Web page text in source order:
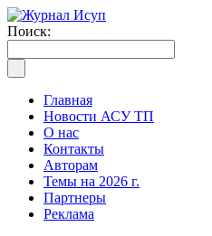
Поиск:
Главная
Новости АСУ ТП
О нас
Контакты
Авторам
Темы на 2026 г.
Партнеры
Реклама